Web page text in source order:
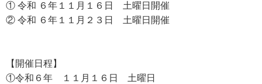
① 令和 ６年１１月１６日 土曜日開催
② 令和 ６年１１月２３日 土曜日開催
【開催日程】
①令和６年 １１月１６日 土曜日